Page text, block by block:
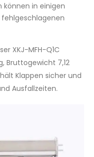
in einigen
XKJ-MFH-Q1C
Bruttogewicht 7,12
Klappen sicher und
Ausfallzeiten.